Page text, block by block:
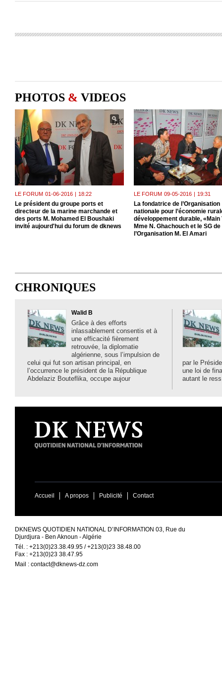
PHOTOS & VIDEOS
LE FORUM 01-06-2016 | 18:22
Le président du groupe ports et
directeur de la marine marchande et
des ports M. Mohamed El Boushaki
invité aujourd'hui du forum de dknews
LE FORUM 09-05-2016 | 19:31
La fondatrice de l’Organisation
nationale pour l’économie
développement durable, «Main
Mme N. Ghachouch et le SG de
l’Organisation M. El Amari
CHRONIQUES
Walid B
Grâce à des efforts
inlassablement consentis et à
une efficacité fièrement
retrouvée, la diplomatie
algérienne, sous l’impulsion de
celui qui fut son artisan principal, en
l’occurrence le président de la République
Abdelaziz Bouteflika, occupe aujour
par le
une loi de
autant le ress
Accueil A propos Publicité Contact
DKNEWS QUOTIDIEN NATIONAL D’INFORMATION 03, Rue du
Djurdjura - Ben Aknoun - Algérie
Tél. : +213(0)23.38.49.95 / +213(0)23 38.48.00
Fax : +213(0)23 38.47.95
Mail : contact@dknews-dz.com